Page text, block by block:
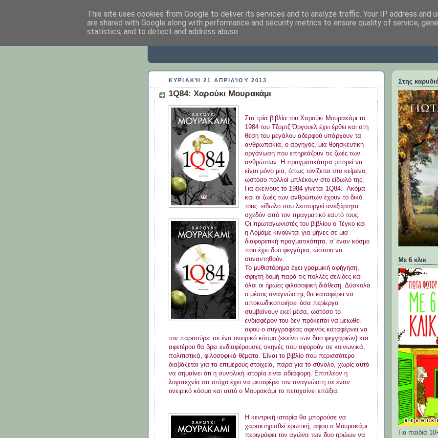
ΚΥΡΙΑΚΉ 21 ΑΠΡΙΛΊΟΥ 2013
1Q84: Χαρούκι Μουρακάμι
Στα τρία βιβλία του Χαρούκι Μουρακάμι το
1984 του Τζορτζ Όργουελ έχει έρθει και στη
θέση του μεγάλου αδερφού υπάρχουν τα
ανθρωπάκια, ο αργηγός, μια θρησκευτική
οργάνωση που επηρεάζουν τις ζωές των
ανθρώπων. Η πραγματικότητα μπορεί να
είναι μόνο μια, όπως τονίζεται στο κείμενο,
ωστόσο πολλοί μπλέκουν στο είδωλό της.
Για εκείνους το 1984 γίνεται 1Q84. Ακόμα
και οι ζωές των ανθρώπων έχουν το δικό
τους είδωλο που λειτουργεί ανεξάρτητα
σχεδόν από τον πραγματικό εαυτό τους.
Οι πρωταγωνιστές του βιβλίου ο Τέγκο και
η Αομάμε κινούνται για μήνες σε μια
διαφορετική πραγματικότητα, σ' έναν κόσμο
που έχει δυο φεγγάρια, ώσπου να
συναντηθούν.
Το μυθιστόρημα έχει γραμμική αφήγηση,
σφιχτή δομή παρά τις πολλές σελίδες και
όλοι οι ήρωες φιλοσοφική διάθεση. Δύσκολα
ο μέσος αναγνώστης θα καταφέρει να
αποκωδικοποιήσει όσα περίεργα
συμβαίνουν εκεί μέσα, ωστόσο το
ενδιαφέρον του δεν πρόκειται να μειωθεί
αφού ο συγγραφέας αφενός καταφέρνει να
τον παρασύρει σε ένα ονειρικό κόσμο (εκείνο των δυο φεγγαριών) και
αφετέρου θα βρει ενδιαφέρουσες σκηνές που αφορούν σε κοινωνικά,
πολιτιστικά, φιλοσοφικά θέματα. Είναι το βιβλίο που περισσότερο
διαβάζεται για τα επιμέρους στοιχεία, παρά για το σύνολο, χωρίς αυτό
να σημαίνει ότι η συνολική ιστορία είναι αδιάφορη. Επιπλέον η
λογοτεχνία σα στόχο έχει να μεταφέρει τον αναγνώστη σε έναν
ονειρικό κόσμο και αυτό ο Μουρακάμι το πετυχαίνει επάξια.
Η κεντρική ιστορία θα μπορούσε να
χαρακτηρισθεί ερωτική, αφου ο Μουρακάμι
περιγράφει τον αγώνα των δυο ηρώων να
Στης
Με 6 κλικ
Για παιδιά
This site uses cookies from Google to deliver its services and to analyze traffic. Your IP address and
are shared with Google along with performance and security metrics to ensure quality of service,
statistics, and to detect and address abuse.